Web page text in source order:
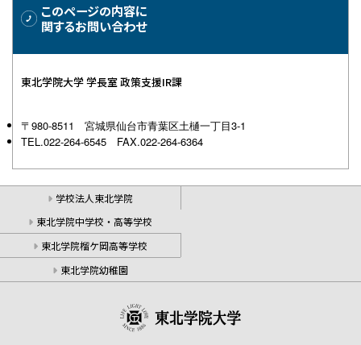
このページの内容に
関するお問い合わせ
東北学院大学 学長室 政策支援IR課
〒980-8511 宮城県仙台市青葉区土樋一丁目3-1
TEL.022-264-6545 FAX.022-264-6364
学校法人東北学院
東北学院中学校・高等学校
東北学院榴ケ岡高等学校
東北学院幼稚園